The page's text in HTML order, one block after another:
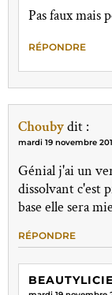
Pas faux mais
RÉPONDRE
Choubydit :
mardi 19 novembre
Génial j'ai un
dissolvant c'est
base elle sera
RÉPONDRE